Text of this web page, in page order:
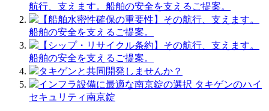
航行、支えます。船舶の安全を支えるご提案。
【船舶水密性確保の重要性】その航行、支えます。
船舶の安全を支えるご提案。
【シップ・リサイクル条約】その航行、支えます。
船舶の安全を支えるご提案。
タキゲンと共同開発しませんか？
インフラ設備に最適な南京錠の選択 タキゲンのハイ
セキュリティ南京錠